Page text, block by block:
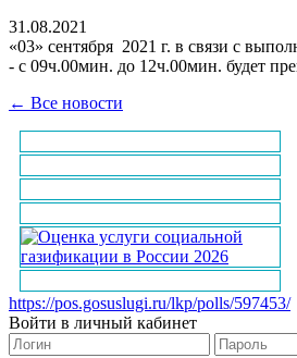
31.08.2021
«03» сентября 2021 г. в связи с
- с 09ч.00мин. до 12ч.00мин. будет
← Все новости
https://pos.gosuslugi.ru/lkp/polls/597453/
Войти в личный кабинет